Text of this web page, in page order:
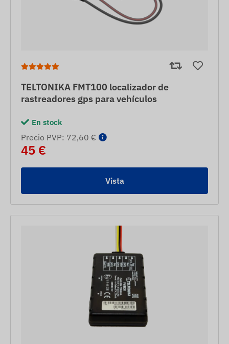
TELTONIKA FMT100 localizador de
rastreadores gps para vehículos
En stock
Precio PVP: 72,60 €
45 €
Vista